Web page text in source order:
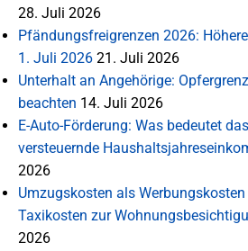
28. Juli 2026
Pfändungsfreigrenzen 2026:
1. Juli 2026 21. Juli 2026
Unterhalt an Angehörige:
beachten 14. Juli 2026
E-Auto-Förderung: Was bedeutet
versteuernde
2026
Umzugskosten als
Taxikosten zur
2026